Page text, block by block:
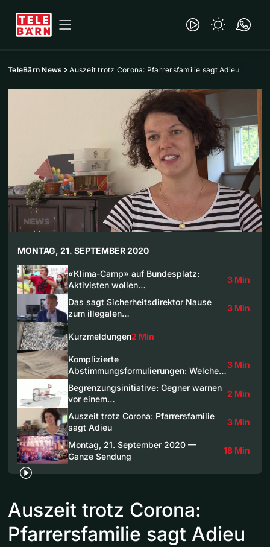
TeleBärn News Auszeit trotz Corona: Pfarrersfamilie sagt Adieu
MONTAG, 21. SEPTEMBER 2020
«Klima-Camp» auf Bundesplatz:
Aktivisten wollen…
3 Min
Das sagt Sicherheitsdirektor Nause
zum illegalen…
3 Min
Kurzmeldungen2 Min
Komplizierte
Abstimmungsformulierungen: Welche…
3 Min
Begrenzungsinitiative: Gegner warnen
vor einem…
2 Min
Auszeit trotz Corona: Pfarrersfamilie
sagt Adieu
3 Min
Montag, 21. September 2020 —
Ganze Sendung
18 Min
Auszeit trotz Corona:
Pfarrersfamilie sagt Adieu